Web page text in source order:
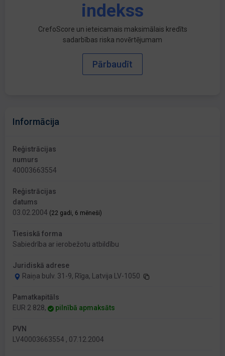
indekss
CrefoScore un ieteicamais maksimālais kredīts
sadarbības riska novērtējumam
Pārbaudīt
Informācija
Reģistrācijas
numurs
40003663554
Reģistrācijas
datums
03.02.2004 (22 gadi, 6 mēneši)
Tiesiskā forma
Sabiedrība ar ierobežotu atbildību
Juridiskā adrese
Raiņa bulv. 31-9, Rīga, Latvija LV-1050
Pamatkapitāls
EUR 2 828,
pilnībā apmaksāts
PVN
LV40003663554 , 07.12.2004